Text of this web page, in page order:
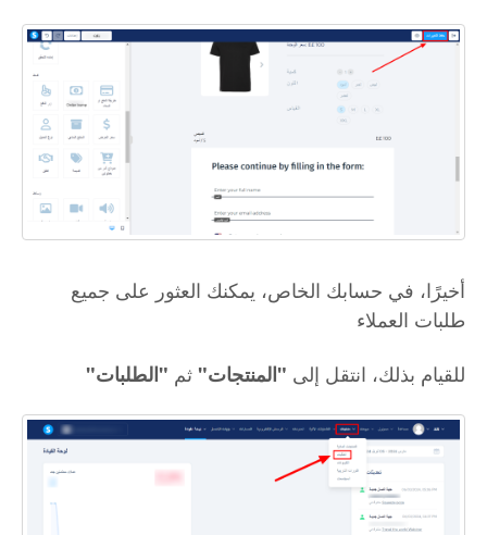
أخيرًا، في حسابك الخاص، يمكنك العثور على جميع
طلبات العملاء
"
للقيام بذلك، انتقل إلى "المنتجات" ثم "الطلبات